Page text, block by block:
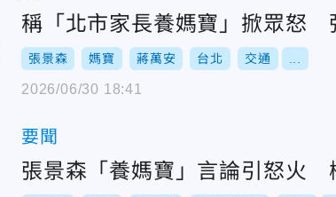
稱「北市家長養媽寶」掀眾怒
張景森 媽寶 蔣萬安 台北 交通
2026/06/30 18:41
要聞
張景森「養媽寶」言論引怒火